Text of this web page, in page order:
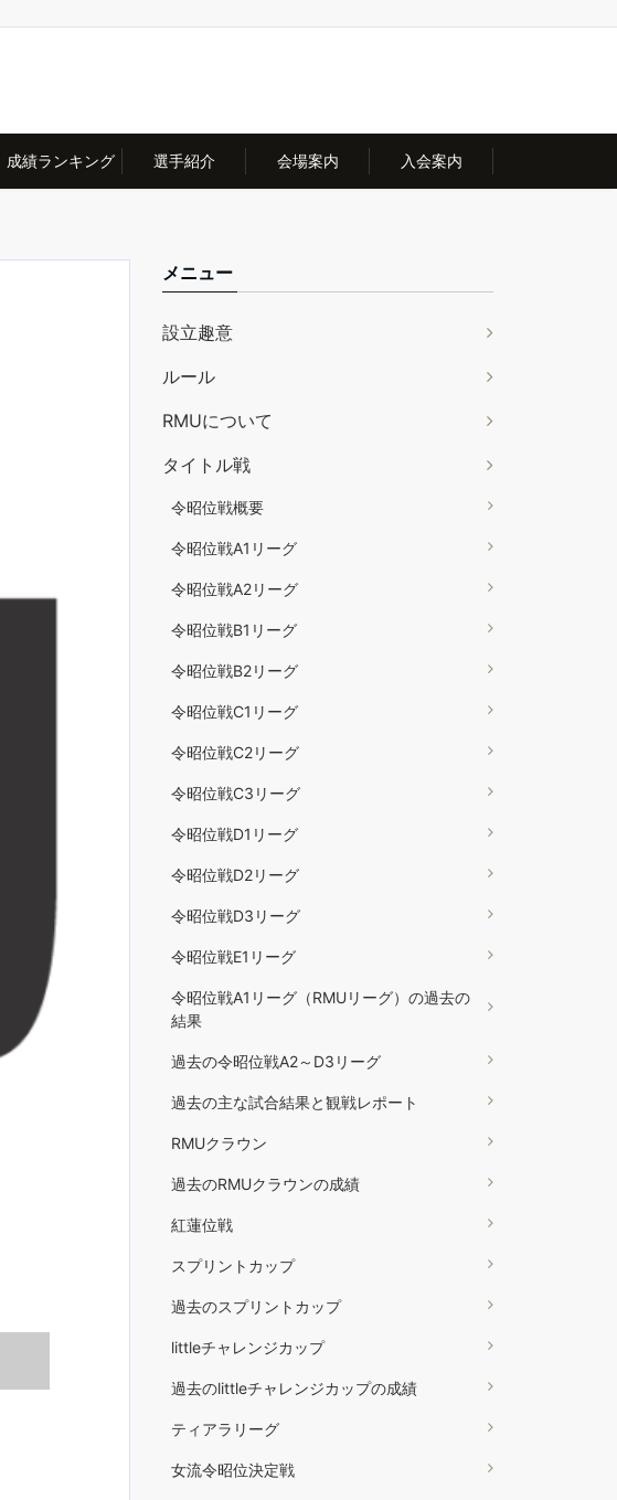
成績ランキング 選手紹介 会場案内 入会案内
メニュー
設立趣意
ルール
RMUについて
タイトル戦
令昭位戦概要
令昭位戦A1リーグ
令昭位戦A2リーグ
令昭位戦B1リーグ
令昭位戦B2リーグ
令昭位戦C1リーグ
令昭位戦C2リーグ
令昭位戦C3リーグ
令昭位戦D1リーグ
令昭位戦D2リーグ
令昭位戦D3リーグ
令昭位戦E1リーグ
令昭位戦A1リーグ（RMUリーグ）の過去の
結果
過去の令昭位戦A2～D3リーグ
過去の主な試合結果と観戦レポート
RMUクラウン
過去のRMUクラウンの成績
紅蓮位戦
スプリントカップ
過去のスプリントカップ
littleチャレンジカップ
過去のlittleチャレンジカップの成績
ティアラリーグ
女流令昭位決定戦